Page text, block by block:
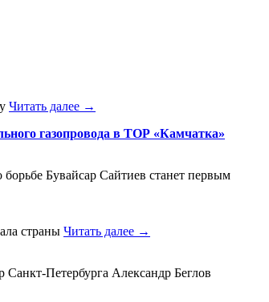
Читать далее →
газопровода в ТОР «Камчатка»
Бувайсар Сайтиев станет первым
страны Читать далее →
Петербурга Александр Беглов